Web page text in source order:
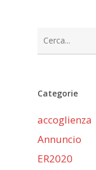
Categorie
accoglienza
Annuncio
ER2020